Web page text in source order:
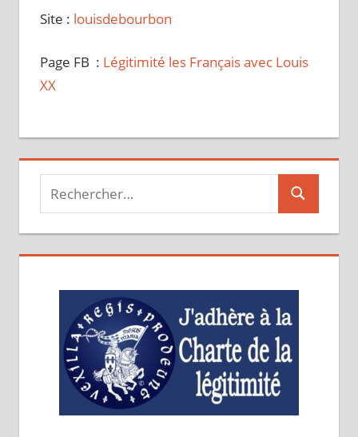
Site : louisdebourbon
Page FB : Légitimité les Français avec Louis
XX
Recherche
pour :